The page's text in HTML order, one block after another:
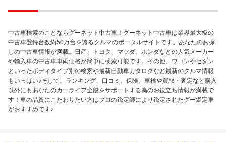
中古車検索のことならグーネット中古車！グーネット中古車は業界最大級の
中古車登録台数約50万台を誇るクルマのポータルサイトです。あなたのお探
しの中古車情報が満載。日産、トヨタ、マツダ、ホンダなどの人気メーカー
や輸入車の中古車車両価格が簡単に検索可能です。その他、ワゴンやセダン
といったボディタイプ別の検索や最新自動車カタログなど最新のクルマ情報
もいっぱい♪そして、ランキング、口コミ、保険、車検や買取・査定など購入
以外にもあなたのカーライフ全般をサポートする為のお役立ち情報が満載で
す！車の品質にこだわりたい方はプロの鑑定師により鑑定されたグー鑑定車
がおすすめです♪